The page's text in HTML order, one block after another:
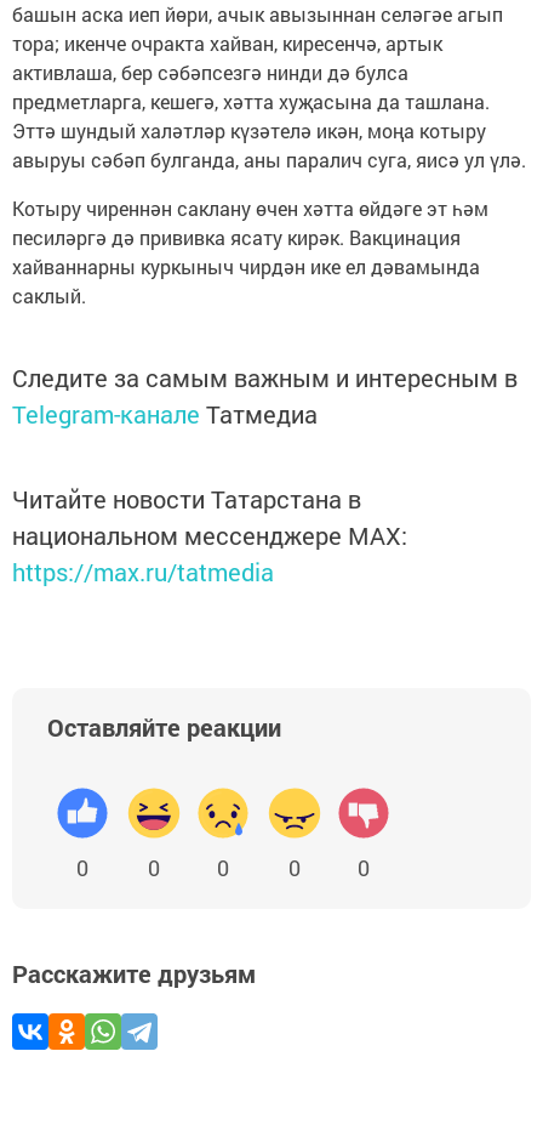
башын аска иеп йөри, ачык авызыннан селәгәе агып
тора; икенче очракта хайван, киресенчә, артык
активлаша, бер сәбәпсезгә нинди дә булса
предметларга, кешегә, хәтта хуҗасына да ташлана.
Эттә шундый халәтләр күзәтелә икән, моңа котыру
авыруы сәбәп булганда, аны паралич суга, яисә ул үлә.
Котыру чиреннән саклану өчен хәтта өйдәге эт һәм
песиләргә дә прививка ясату кирәк. Вакцинация
хайваннарны куркыныч чирдән ике ел дәвамында
саклый.
Следите за самым важным и интересным в
Telegram-канале Татмедиа
Читайте новости Татарстана в
национальном мессенджере MАХ:
https://max.ru/tatmedia
Оставляйте реакции
0 0 0 0 0
Расскажите друзьям